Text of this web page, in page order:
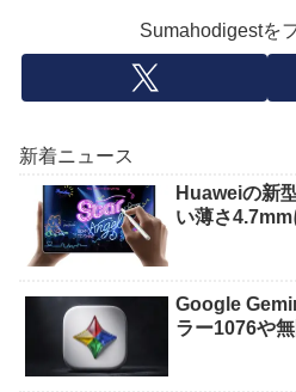
Sumahodigestを
新着ニュース
Huaweiの新
い薄さ
Google
ラー1076や